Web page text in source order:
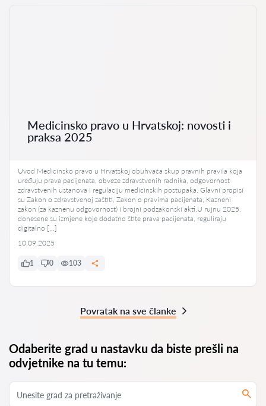
Medicinsko pravo u Hrvatskoj: novosti i
praksa 2025
Uvod Medicinsko pravo u Hrvatskoj obuhvaća skup pravnih pravila koja
uređuju prava pacijenata, obveze zdravstvenih radnika, odgovornost
zdravstvenih ustanova i regulaciju medicinskih postupaka. Glavni propisi
su Zakon o zdravstvenoj zaštiti, Zakon o pravima pacijenata, Kazneni
zakon (za kaznenu odgovornost) i brojni podzakonski akti.U rujnu 2025.
donesene su izmjene koje dodatno štite prava pacijenata, reguliraju
digitalno […]
10.09.2025
1 0 103
Povratak na sve članke
Odaberite grad u nastavku da biste prešli na
odvjetnike na tu temu: